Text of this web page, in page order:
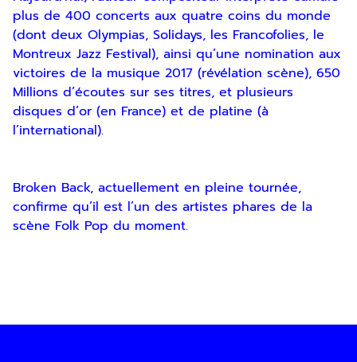
plus de 400 concerts aux quatre coins du monde
(dont deux Olympias, Solidays, les Francofolies, le
Montreux Jazz Festival), ainsi qu’une nomination aux
victoires de la musique 2017 (révélation scène), 650
Millions d’écoutes sur ses titres, et plusieurs
disques d’or (en France) et de platine (à
l’international).
Broken Back, actuellement en pleine tournée,
confirme qu’il est l’un des artistes phares de la
scène Folk Pop du moment.
Inscription
Newsletter